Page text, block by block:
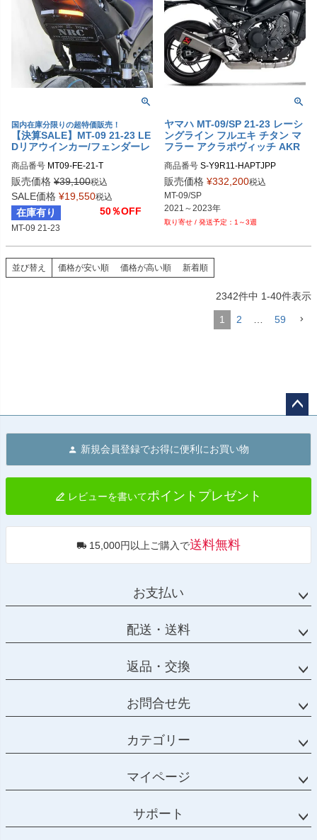
国内在庫分限りの超特価販売！
【決算SALE】MT-09 21-23 LE
Dリアウインカー/フェンダーレ
cles
商品番号 MT09-FE-21-T
販売価格 ¥39,100税込
SALE価格 ¥19,550税込
在庫有り 50％OFF
MT-09 21-23
ヤマハ MT-09/SP 21-23 レーシ
ングライン フルエキ チタン マ
フラー アクラポヴィッチ AKR
商品番号 S-Y9R11-HAPTJPP
販売価格 ¥332,200税込
MT-09/SP
2021～2023年
1～3週
並び替え 価格が安い順 価格が高い順 新着順
2342件中 1-40件表示
1 2 … 59
へ
新規会員登録でお得に便利にお買い物
レビューを書いてポイントプレゼント
15,000円以上ご購入で送料無料
お支払い
配送・送料
返品・交換
お問合せ先
カテゴリー
マイページ
サポート